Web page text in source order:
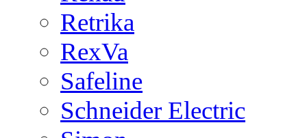
Retrika
RexVa
Safeline
Schneider Electric